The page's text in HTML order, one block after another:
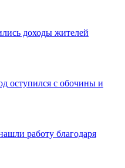
доходы жителей
оступился с обочины и
работу благодаря